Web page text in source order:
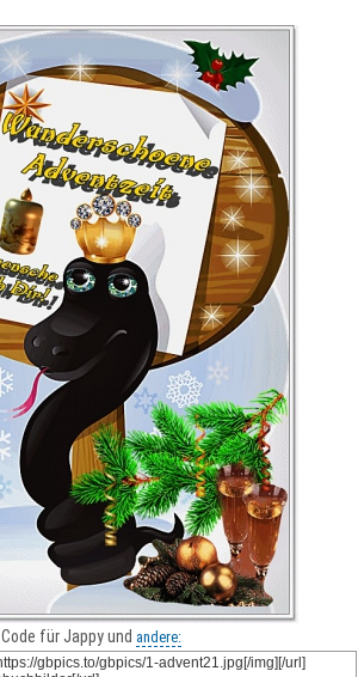
Code für Jappy und andere: